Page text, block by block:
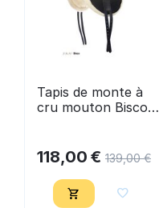
Tapis de monte à
cru mouton Bisco -
118,00 € 139,00 €